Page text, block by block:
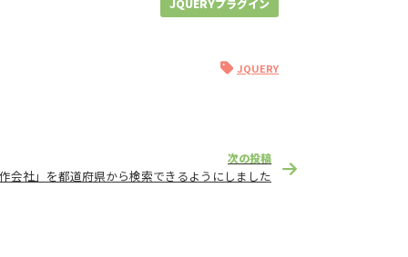
JQUERYプラグイン
JQUERY
次の投稿
会社」を都道府県から検索できるようにしました